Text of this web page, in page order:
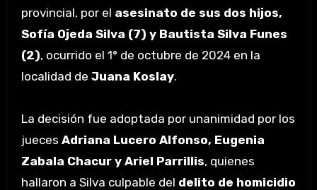
provincial, por el asesinato de sus dos hijos,
Sofía Ojeda Silva (7) y Bautista Silva Funes
(2), ocurrido el 1° de octubre de 2024 en la
localidad de Juana Koslay.
La decisión fue adoptada por unanimidad por los
jueces Adriana Lucero Alfonso, Eugenia
Zabala Chacur y Ariel Parrillis, quienes
hallaron a Silva culpable del delito de homicidio